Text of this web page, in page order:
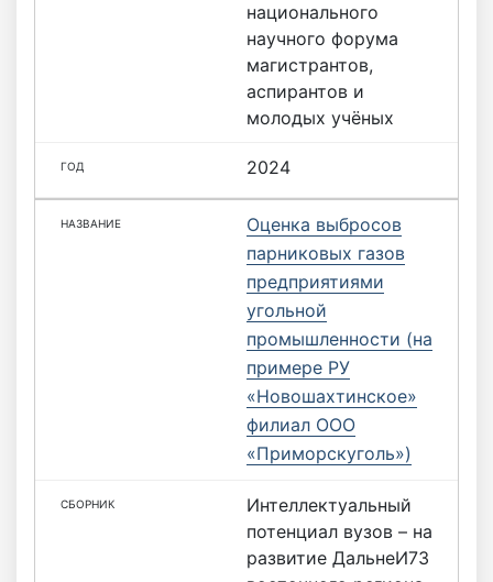
национального
научного форума
магистрантов,
аспирантов и
молодых учёных
2024
Оценка выбросов
парниковых газов
предприятиями
угольной
промышленности (на
примере РУ
«Новошахтинское»
филиал ООО
«Приморскуголь»)
Интеллектуальный
потенциал вузов – на
развитие ДальнеИ73